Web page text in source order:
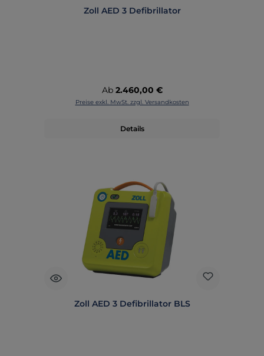
Zoll AED 3 Defibrillator
Regulärer Preis:
Ab 2.460,00 €
Preise exkl. MwSt. zzgl. Versandkosten
Details
Zoll AED 3 Defibrillator BLS